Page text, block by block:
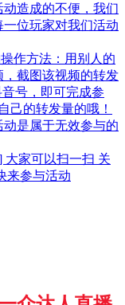
造成的不便，我们
位玩家对我们活动
作方法：用别人的
截图该视频的转发
号，即可完成参
己的转发量的哦！
是属于无效参与的
大家可以扫一扫 关
来参与活动